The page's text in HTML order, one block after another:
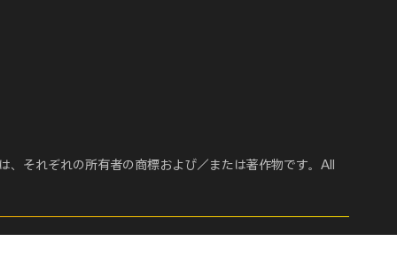
それぞれの所有者の商標および／または著作物です。All